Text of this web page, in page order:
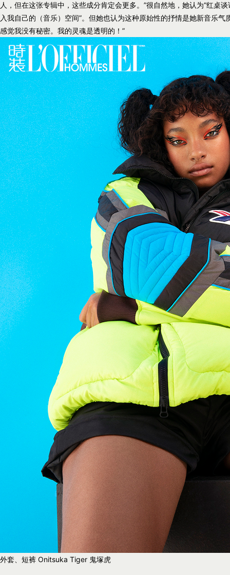
人，但在这张专辑中，这些成分肯定会更多。”很自然地，她认为“红桌
入我自己的（音乐）空间”。但她也认为这种原始性的抒情是她新音乐气
感觉我没有秘密。我的灵魂是透明的！”
外套、短裤 Onitsuka Tiger 鬼塚虎